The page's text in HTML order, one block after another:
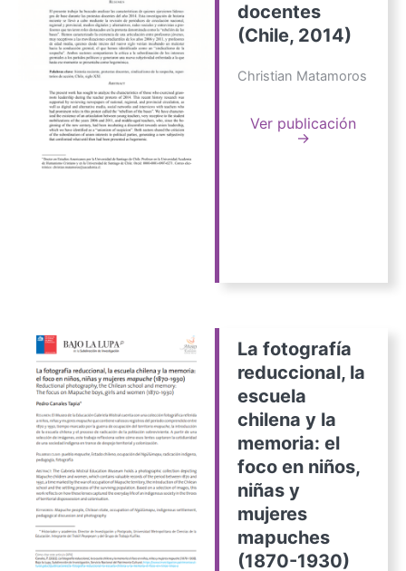
docentes
(Chile, 2014)
Christian Matamoros
Ver publicación
→
La fotografía
reduccional, la
escuela
chilena y la
memoria: el
foco en niños,
niñas y
mujeres
mapuches
(1870-1930)